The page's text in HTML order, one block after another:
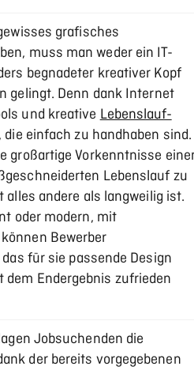
grafisches
muss man weder ein IT-
begnadeter kreativer Kopf
gelingt. Denn dank Internet
und kreativeLebenslauf-
einfach zu handhaben sind.
großartige Vorkenntnisse
Lebenslauf zu
andere als langweilig ist.
oder modern, mit
Bewerber
für sie passende Design
Endergebnis zufrieden
Jobsuchenden die
der bereits vorgegebenen